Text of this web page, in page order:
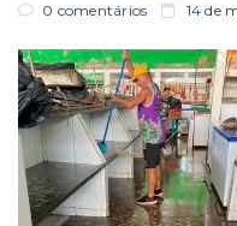
0 comentários
14 de